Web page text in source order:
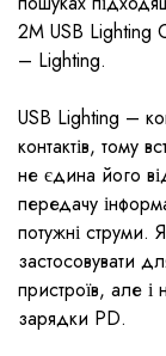
2M USB Lighting
– Lighting.
USB Lighting –
контактів, тому
не єдина його
передачу
потужні струми.
застосовувати
пристроїв, але і
зарядки PD.